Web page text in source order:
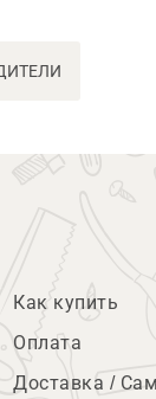
Как купить
Оплата
Доставка /